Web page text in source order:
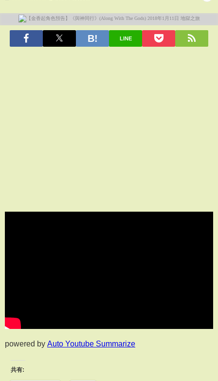
LINE
powered by Auto Youtube Summarize
共有: